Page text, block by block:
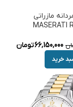
مازراتی
MASERATI
66,150,000تومان
خرید